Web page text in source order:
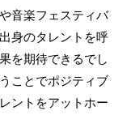
音楽フェスティバ
身のタレントを呼
を期待できるでし
ことでポジティブ
ントをアットホー